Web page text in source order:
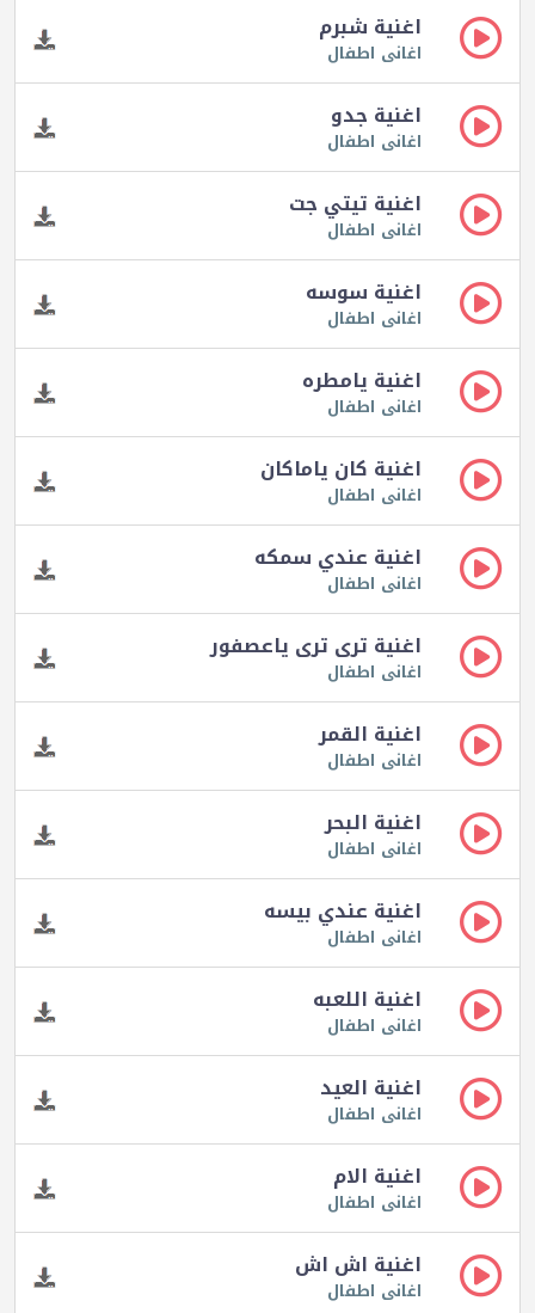
اغنية شبرم
اغانى اطفال
اغنية جدو
اغانى اطفال
اغنية تيتي جت
اغانى اطفال
اغنية سوسه
اغانى اطفال
اغنية يامطره
اغانى اطفال
اغنية كان ياماكان
اغانى اطفال
اغنية عندي سمكه
اغانى اطفال
اغنية ترى ترى ياعصفور
اغانى اطفال
اغنية القمر
اغانى اطفال
اغنية البحر
اغانى اطفال
اغنية عندي بيسه
اغانى اطفال
اغنية اللعبه
اغانى اطفال
اغنية العيد
اغانى اطفال
اغنية الام
اغانى اطفال
اغنية اش اش
اغانى اطفال